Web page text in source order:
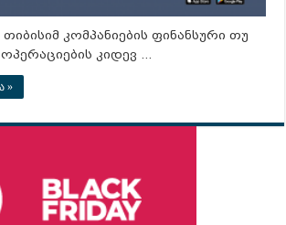
თიბისიმ კომპანიების ფინანსური თუ
კიდევ …
»